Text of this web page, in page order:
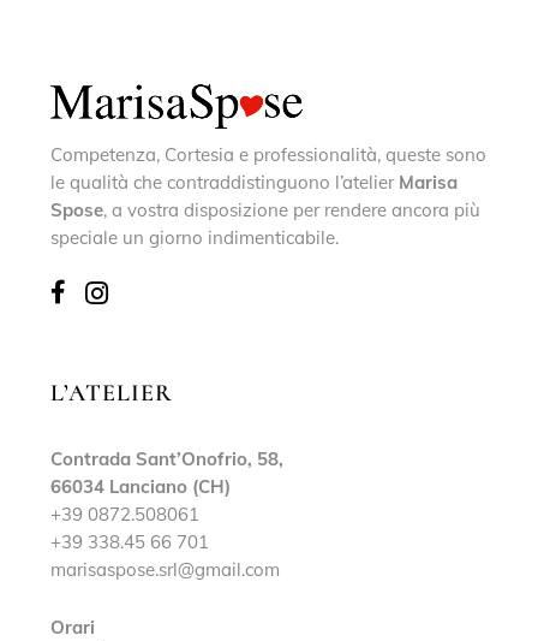
Competenza, Cortesia e professionalità, queste sono
le qualità che contraddistinguono l’atelier Marisa
Spose, a vostra disposizione per rendere ancora più
speciale un giorno indimenticabile.
L’ATELIER
Contrada Sant’Onofrio, 58,
66034 Lanciano (CH)
+39 0872.508061
+39 338.45 66 701
marisaspose.srl@gmail.com
Orari